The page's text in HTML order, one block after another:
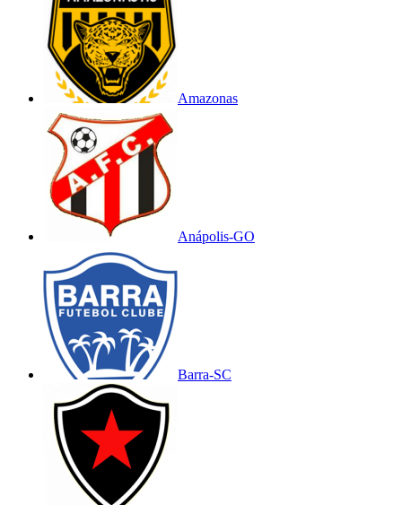
Amazonas
Anápolis-GO
Barra-SC